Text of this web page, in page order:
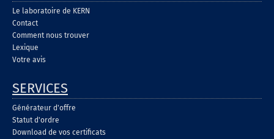
Le laboratoire de KERN
Contact
Comment nous trouver
Lexique
Votre avis
SERVICES
Générateur d'offre
Statut d'ordre
Download de vos certificats